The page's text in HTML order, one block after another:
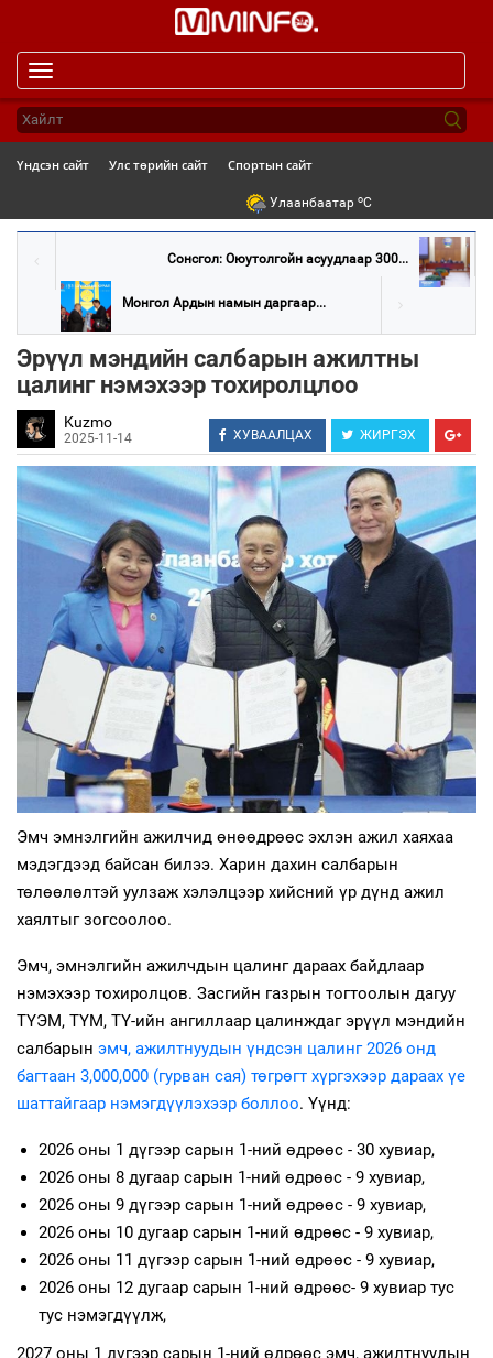
navigation
Үндсэн сайт Улс төрийн сайт Спортын сайт
Улаанбаатар oC
Сонсгол: Оюутолгойн асуудлаар 300...
Монгол Ардын намын даргаар...
Эрүүл мэндийн салбарын ажилтны
цалинг нэмэхээр тохиролцлоо
Kuzmo
2025-11-14 ХУВААЛЦАХ ЖИРГЭХ
Эмч эмнэлгийн ажилчид өнөөдрөөс эхлэн ажил хаяхаа
мэдэгдээд байсан билээ. Харин дахин салбарын
төлөөлөлтэй уулзаж хэлэлцээр хийсний үр дүнд ажил
хаялтыг зогсоолоо.
Эмч, эмнэлгийн ажилчдын цалинг дараах байдлаар
нэмэхээр тохиролцов. Засгийн газрын тогтоолын дагуу
ТҮЭМ, ТҮМ, ТҮ-ийн ангиллаар цалинждаг эрүүл мэндийн
салбарын эмч, ажилтнуудын үндсэн цалинг 2026 онд
багтаан 3,000,000 (гурван сая) төгрөгт хүргэхээр дараах үе
шаттайгаар нэмэгдүүлэхээр боллоо. Үүнд:
2026 оны 1 дүгээр сарын 1-ний өдрөөс - 30 хувиар,
2026 оны 8 дугаар сарын 1-ний өдрөөс - 9 хувиар,
2026 оны 9 дүгээр сарын 1-ний өдрөөс - 9 хувиар,
2026 оны 10 дугаар сарын 1-ний өдрөөс - 9 хувиар,
2026 оны 11 дүгээр сарын 1-ний өдрөөс - 9 хувиар,
2026 оны 12 дугаар сарын 1-ний өдрөөс- 9 хувиар тус
тус нэмэгдүүлж,
2027 оны 1 дүгээр сарын 1-ний өдрөөс эмч, ажилтнуудын